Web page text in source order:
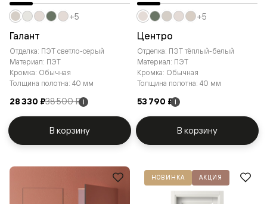
Галант
Отделка: ПЭТ светло-серый
Материал: ПЭТ
Кромка: Обычная
Толщина полотна: 40 мм
28 330 ₽38 500 ₽ i
+5
В корзину
Центро
Отделка: ПЭТ тёплый-белый
Материал: ПЭТ
Кромка: Обычная
Толщина полотна: 40 мм
53 790 ₽ i
+5
В корзину
НОВИНКА АКЦИЯ